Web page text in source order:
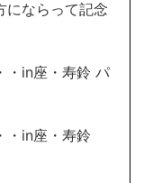
にならって記念
・in座・寿鈴 パ
・in座・寿鈴